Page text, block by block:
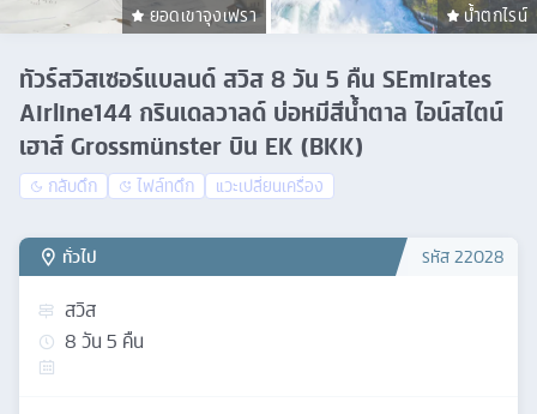
ยอดเขาจุงเฟรา น้ำตกไรน์
ทัวร์สวิสเซอร์แบลนด์ สวิส 8 วัน 5 คืน SEmirates
Airline144 กรินเดลวาลด์ บ่อหมีสีน้ำตาล ไอน์สไตน์
เฮาส์ Grossmünster บิน EK (BKK)
กลับดึก ไฟล์ทดึก แวะเปลี่ยนเครื่อง
ทั่วไป รหัส22028
สวิส
8วัน5 คืน